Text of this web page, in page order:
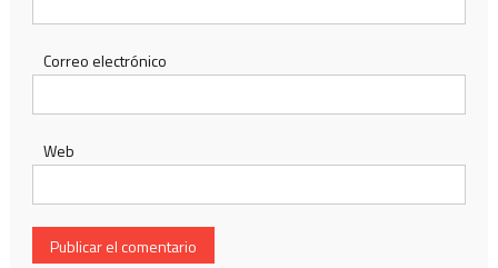
Correo electrónico
Web